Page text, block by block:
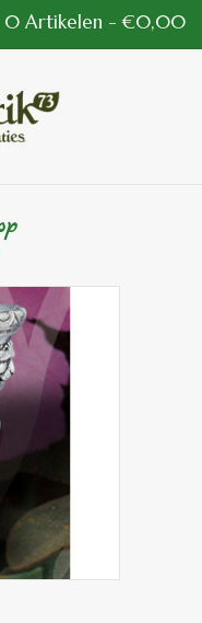
0 Artikelen - €0,00